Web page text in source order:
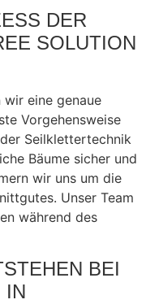
DER
SOLUTION
eine genaue
Vorgehensweise
Seilklettertechnik
Bäume sicher und
wir uns um die
Unser Team
während des
BEI
IN